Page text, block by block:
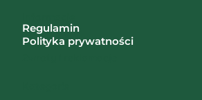
Regulamin
Polityka prywatności